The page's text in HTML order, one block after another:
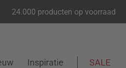
24.000 producten op voorraad
Inspiratie SALE